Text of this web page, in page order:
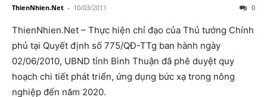
ThienNhien.Net - 10/03/2011 0
ThienNhien.Net – Thực hiện chỉ đạo của Thủ tướng Chính
phủ tại Quyết định số 775/QĐ-TTg ban hành ngày
02/06/2010, UBND tỉnh Bình Thuận đã phê duyệt quy
hoạch chi tiết phát triển, ứng dụng bức xạ trong nông
nghiệp đến năm 2020.